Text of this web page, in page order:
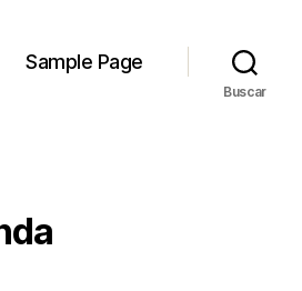
Sample Page
Buscar